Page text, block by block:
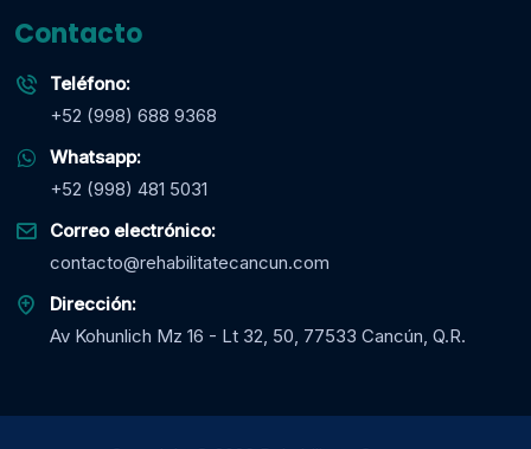
Contacto
Teléfono:
+52 (998) 688 9368
Whatsapp:
+52 (998) 481 5031
Correo electrónico:
contacto@rehabilitatecancun.com
Dirección:
Av Kohunlich Mz 16 - Lt 32, 50, 77533 Cancún, Q.R.